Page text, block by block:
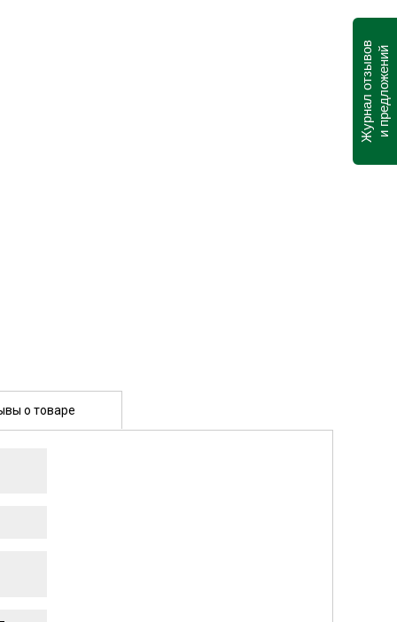
о товаре
Журнал отзывови предложений